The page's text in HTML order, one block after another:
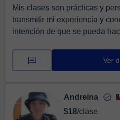
Mis clases son prácticas y
transmitir mi experiencia y
intención de que se pueda
Ver
Andreina
$18/clase